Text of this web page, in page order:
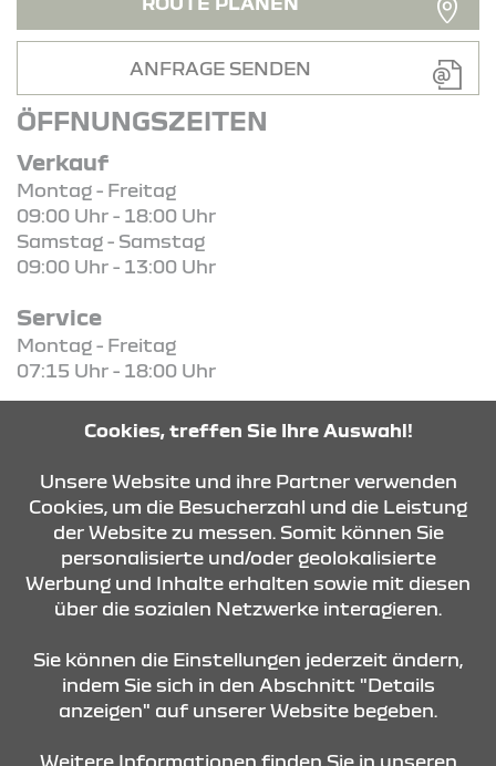
ANFRAGE SENDEN
ÖFFNUNGSZEITEN
Verkauf
Montag - Freitag
09:00 Uhr - 18:00 Uhr
Samstag - Samstag
09:00 Uhr - 13:00 Uhr
Service
Montag - Freitag
07:15 Uhr - 18:00 Uhr
Teile und Zubehör
07:30 Uhr - 17:00 Uhr
KONTAKT & ANFAHRT
Cookies, treffen Sie Ihre Auswahl!
Unsere Website und ihre Partner verwenden
Cookies, um die Besucherzahl und die Leistung
der Website zu messen. Somit können Sie
personalisierte und/oder geolokalisierte
Werbung und Inhalte erhalten sowie mit diesen
über die sozialen Netzwerke interagieren.
Sie können die Einstellungen jederzeit ändern,
indem Sie sich in den Abschnitt "Details
anzeigen" auf unserer Website begeben.
Weitere Informationen finden Sie in unseren